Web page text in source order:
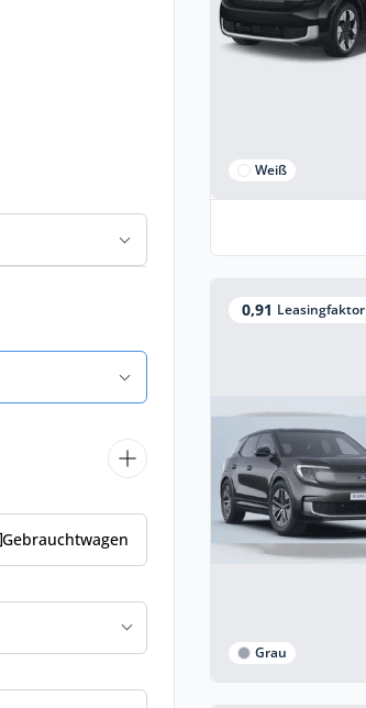
Gebrauchtwagen
Weiß
0,91 Leasingfaktor
Grau